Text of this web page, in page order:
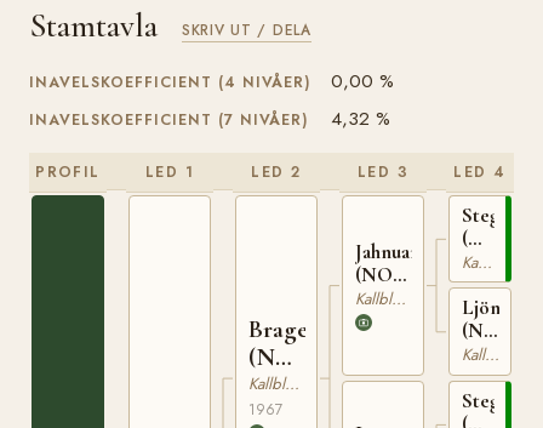
Stamtavla SKRIV UT / DELA
INAVELSKOEFFICIENT (4 NIVÅER) 0,00 %
INAVELSKOEFFICIENT (7 NIVÅER) 4,32 %
PROFIL LED 1 LED 2
Brage
(NO)
N
2046
Kallblodig Travare
1967
LED 3
Jahnuar
(NO)
N 1942
Kallblodig Travare
LED 4
Steggbest
(NO)
T-
233
Kallblodig Travare
Ljönna
(NO)
N
22578
Kallblodig Travare
Steggbest